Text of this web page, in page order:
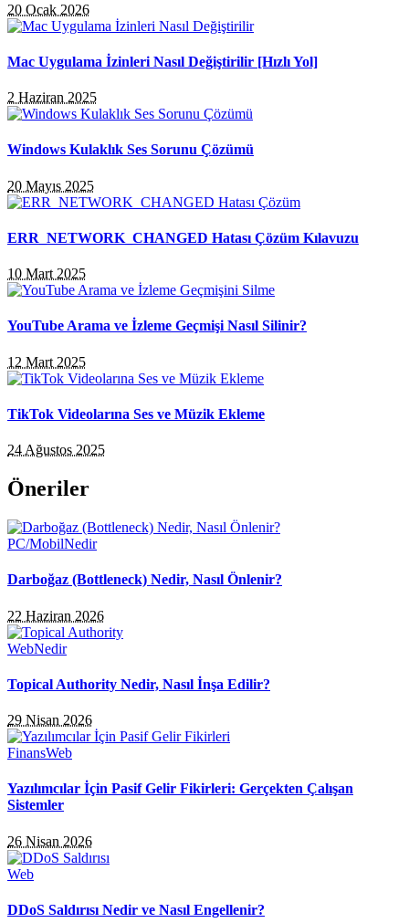
20 Ocak 2026
Mac Uygulama İzinleri Nasıl Değiştirilir [Hızlı Yol]
2 Haziran 2025
Windows Kulaklık Ses Sorunu Çözümü
20 Mayıs 2025
ERR_NETWORK_CHANGED Hatası Çözüm Kılavuzu
10 Mart 2025
YouTube Arama ve İzleme Geçmişi Nasıl Silinir?
12 Mart 2025
TikTok Videolarına Ses ve Müzik Ekleme
24 Ağustos 2025
Öneriler
PC/MobilNedir
Darboğaz (Bottleneck) Nedir, Nasıl Önlenir?
22 Haziran 2026
WebNedir
Topical Authority Nedir, Nasıl İnşa Edilir?
29 Nisan 2026
FinansWeb
Yazılımcılar İçin Pasif Gelir Fikirleri: Gerçekten Çalışan
Sistemler
26 Nisan 2026
Web
DDoS Saldırısı Nedir ve Nasıl Engellenir?